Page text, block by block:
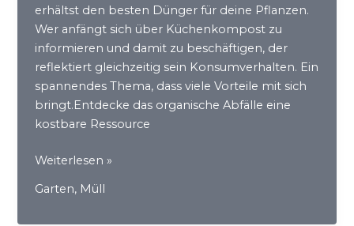
erhältst den besten Dünger für deine Pflanzen.
Wer anfängt sich über Küchenkompost zu
informieren und damit zu beschäftigen, der
reflektiert gleichzeitig sein Konsumverhalten. Ein
spannendes Thema, dass viele Vorteile mit sich
bringt.Entdecke das organische Abfälle eine
kostbare Ressource
Kompostieren
mehr
Weiterlesen »
Garten, Müll